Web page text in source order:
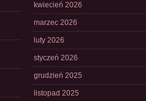
kwiecień 2026
marzec 2026
luty 2026
styczeń 2026
grudzień 2025
listopad 2025